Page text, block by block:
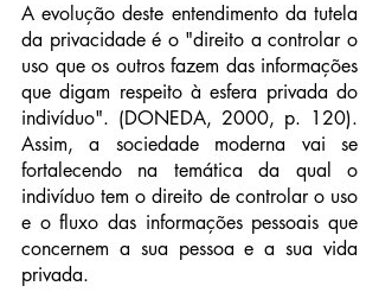
A evolução deste entendimento da tutela
da privacidade é o "direito a controlar o
uso que os outros fazem das informações
que digam respeito à esfera privada do
indivíduo". (DONEDA, 2000, p. 120).
Assim, a sociedade moderna vai se
fortalecendo na temática da qual o
indivíduo tem o direito de controlar o uso
e o fluxo das informações pessoais que
concernem a sua pessoa e a sua vida
privada.